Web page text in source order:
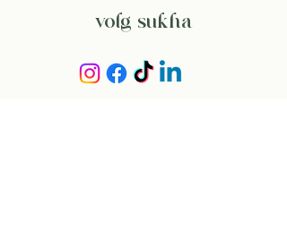
volg sukha